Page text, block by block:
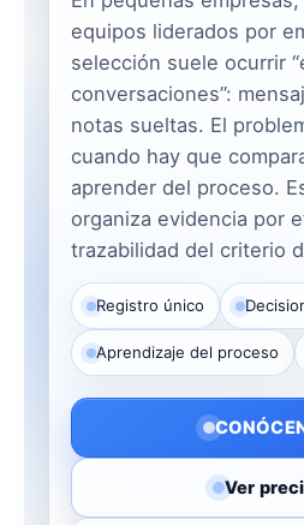
equipos liderados por
selección suele ocurrir
conversaciones”:
notas sueltas. El
cuando hay que
aprender del proceso.
organiza evidencia por
trazabilidad del criterio
Registro único
Aprendizaje del proceso
Ver